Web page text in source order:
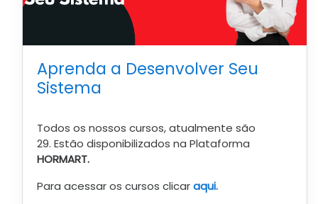
Aprenda a Desenvolver Seu
Sistema
Todos os nossos cursos, atualmente são
29. Estão disponibilizados na Plataforma
HORMART.
Para acessar os cursos clicaraqui.